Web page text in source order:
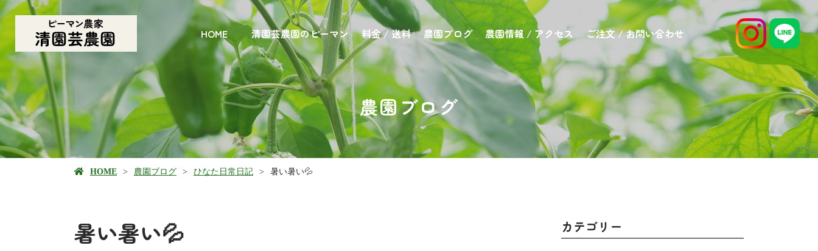
HOME 清園芸農園のピーマン 料金 / 送料 農園ブログ 農園情報 / アクセス ご注文 / お問い合わせ
農園ブログ
HOME 農園ブログ ひなた日常日記 暑い暑い💦
暑い暑い💦 カテゴリー